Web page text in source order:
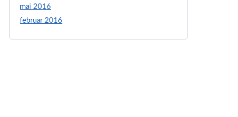
mai 2016
februar 2016